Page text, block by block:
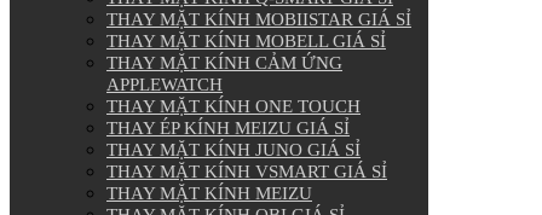
THAY MẶT KÍNH MOBIISTAR GIÁ SỈ
THAY MẶT KÍNH MOBELL GIÁ SỈ
THAY MẶT KÍNH CẢM ỨNG
APPLEWATCH
THAY MẶT KÍNH ONE TOUCH
THAY ÉP KÍNH MEIZU GIÁ SỈ
THAY MẶT KÍNH JUNO GIÁ SỈ
THAY MẶT KÍNH VSMART GIÁ SỈ
THAY MẶT KÍNH MEIZU